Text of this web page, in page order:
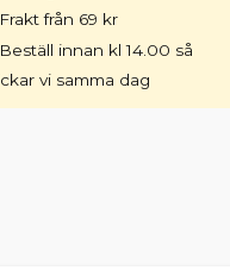
Frakt från 69 kr
Beställ innan kl 14.00 så
vi samma dag